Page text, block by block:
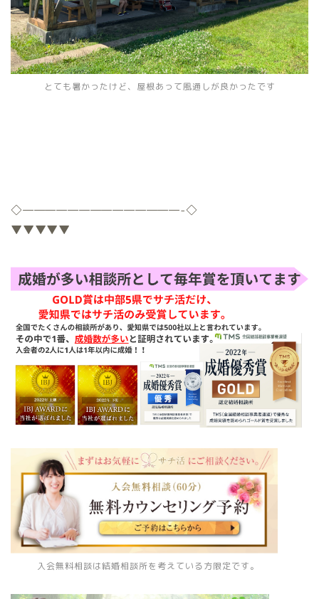
とても暑かったけど、屋根あって風通しが良かったです
◇——————————————-◇
▼▼▼▼▼
入会無料相談は結婚相談所を考えている方限定です。